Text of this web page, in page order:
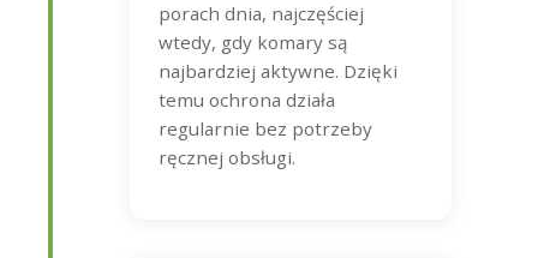
porach dnia, najczęściej
wtedy, gdy komary są
najbardziej aktywne. Dzięki
temu ochrona działa
regularnie bez potrzeby
ręcznej obsługi.